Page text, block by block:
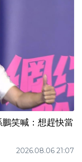
笑喊：想趕快當
2026.08.06 21:07